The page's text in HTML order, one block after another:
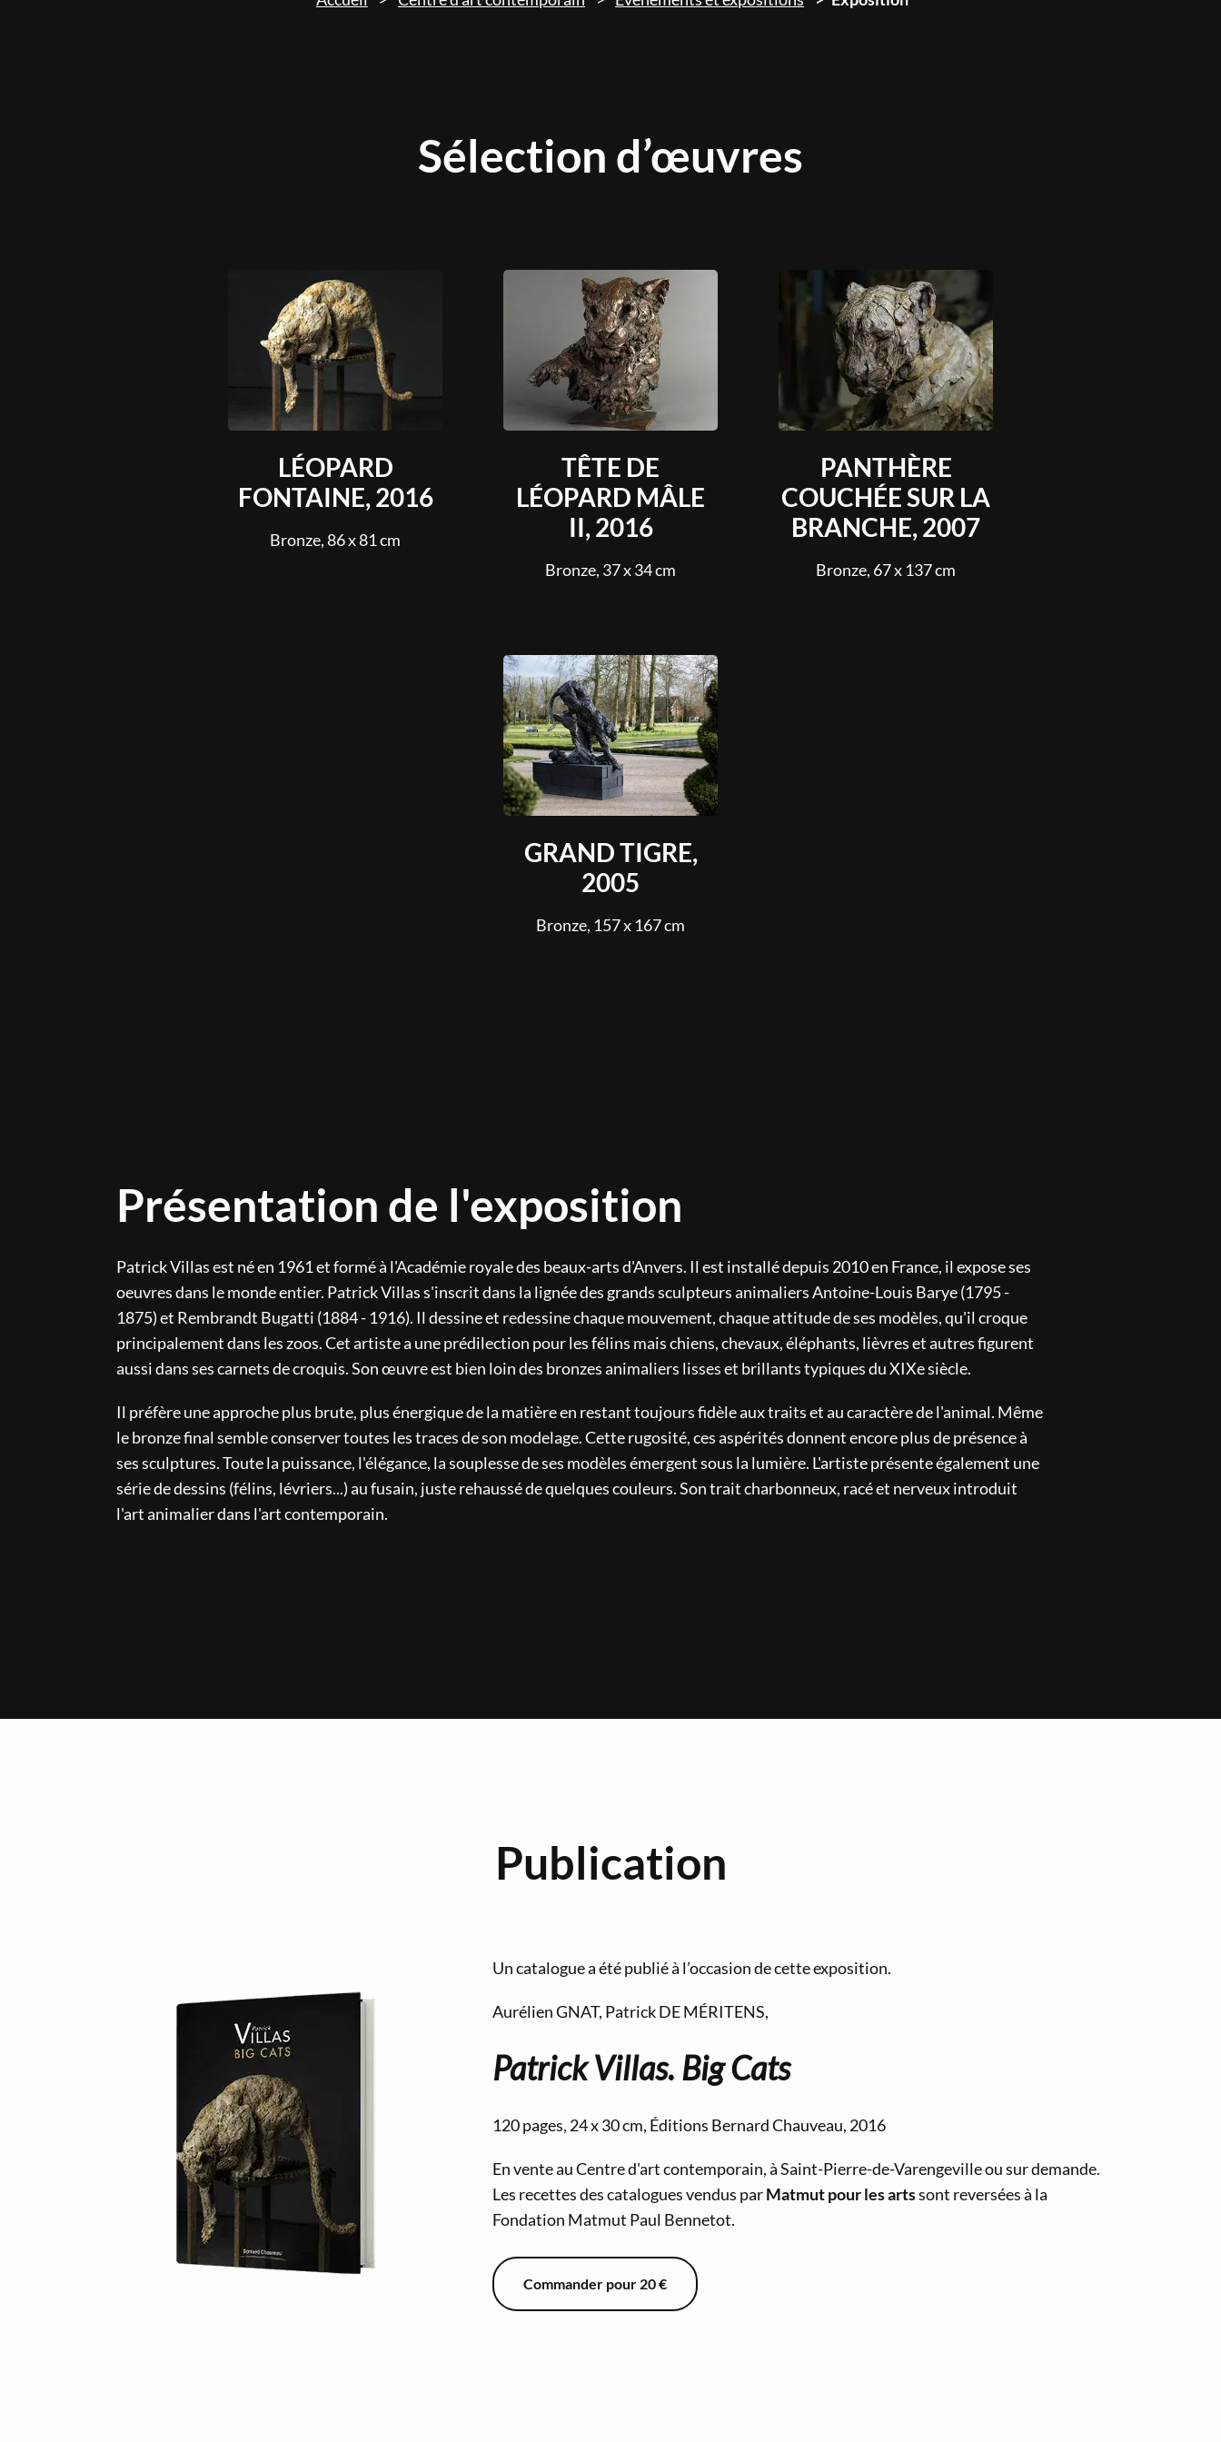
Sélection d’œuvres
LÉOPARD
FONTAINE, 2016
Bronze, 86 x 81 cm
TÊTE DE
LÉOPARD MÂLE
II, 2016
Bronze, 37 x 34 cm
PANTHÈRE
COUCHÉE SUR LA
BRANCHE, 2007
Bronze, 67 x 137 cm
GRAND TIGRE,
2005
Bronze, 157 x 167 cm
Présentation de l'exposition
Patrick Villas est né en 1961 et formé à l'Académie royale des beaux-arts d'Anvers. Il est installé depuis 2010 en France, il expose ses
oeuvres dans le monde entier. Patrick Villas s'inscrit dans la lignée des grands sculpteurs animaliers Antoine-Louis Barye (1795 -
1875) et Rembrandt Bugatti (1884 - 1916). Il dessine et redessine chaque mouvement, chaque attitude de ses modèles, qu'il croque
principalement dans les zoos. Cet artiste a une prédilection pour les félins mais chiens, chevaux, éléphants, lièvres et autres figurent
aussi dans ses carnets de croquis. Son œuvre est bien loin des bronzes animaliers lisses et brillants typiques du XIXe siècle.
Il préfère une approche plus brute, plus énergique de la matière en restant toujours fidèle aux traits et au caractère de l'animal. Même
le bronze final semble conserver toutes les traces de son modelage. Cette rugosité, ces aspérités donnent encore plus de présence à
ses sculptures. Toute la puissance, l'élégance, la souplesse de ses modèles émergent sous la lumière. L'artiste présente également une
série de dessins (félins, lévriers...) au fusain, juste rehaussé de quelques couleurs. Son trait charbonneux, racé et nerveux introduit
l'art animalier dans l'art contemporain.
Publication
Un catalogue a été publié à l’occasion de cette exposition.
Aurélien GNAT, Patrick DE MÉRITENS,
Patrick Villas. Big Cats
120 pages, 24 x 30 cm, Éditions Bernard Chauveau, 2016
En vente au Centre d'art contemporain, à Saint-Pierre-de-Varengeville ou sur demande.
Les recettes des catalogues vendus parMatmut pour les artssont reversées à la
Fondation Matmut Paul Bennetot.
Commander pour 20 €